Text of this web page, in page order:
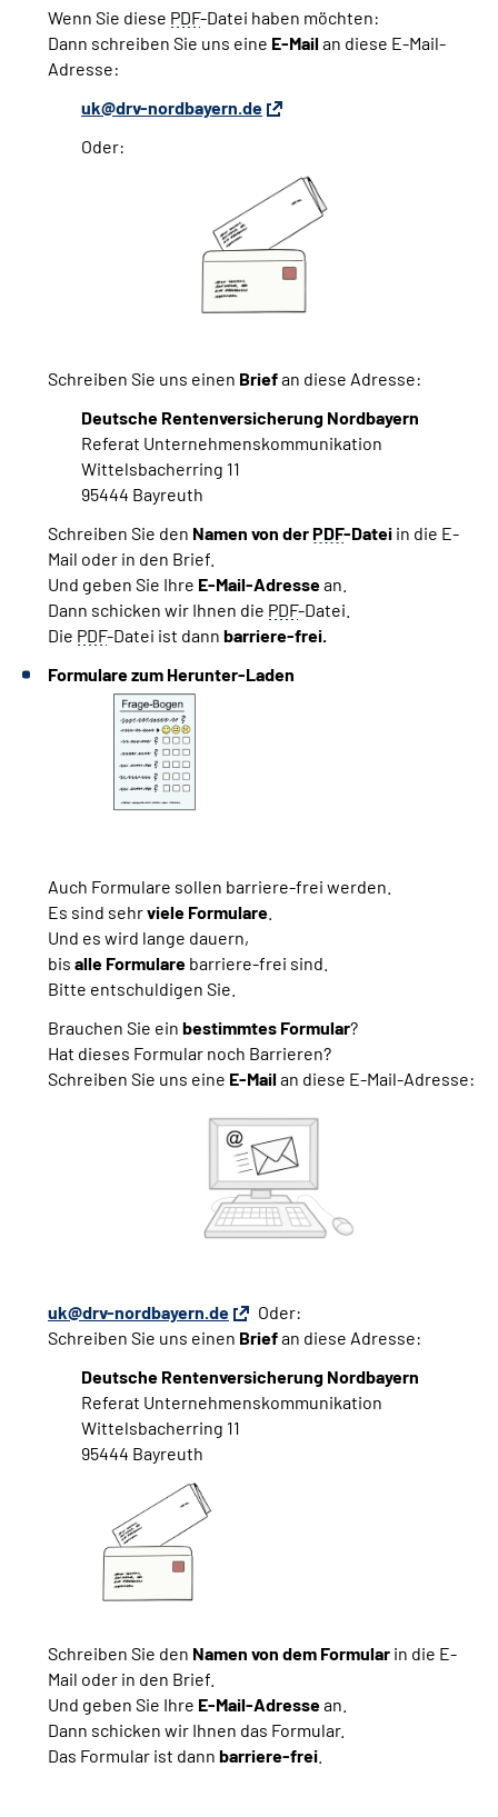
Wenn Sie diese PDF-Datei haben möchten:
Dann schreiben Sie uns eine E-Mailan diese E-Mail-
Adresse:
uk@drv-nordbayern.de
Oder:
Schreiben Sie uns einen Briefan diese Adresse:
Deutsche Rentenversicherung Nordbayern
Referat Unternehmenskommunikation
Wittelsbacherring 11
95444 Bayreuth
Schreiben Sie den Namen von derPDF-Datei in die E-
Mail oder in den Brief.
Und geben Sie Ihre E-Mail-Adressean.
Dann schicken wir Ihnen die PDF-Datei.
Die PDF-Datei ist dann barriere-frei.
Formulare zum Herunter-Laden
Auch Formulare sollen barriere-frei werden.
Es sind sehrviele Formulare
Und es wird lange dauern,
bis alle Formulare barriere-frei sind.
Bitte entschuldigen Sie.
Brauchen Sie ein bestimmtes Formular?
Hat dieses Formular noch Barrieren?
Schreiben Sie uns eine E-Mailan diese E-Mail-Adresse:
uk@drv-nordbayern.de
Oder:
Schreiben Sie uns einen Briefan diese Adresse:
Deutsche Rentenversicherung Nordbayern
Referat Unternehmenskommunikation
Wittelsbacherring 11
95444 Bayreuth
Schreiben Sie den Namen von dem Formular in die E-
Mail oder in den Brief.
Und geben Sie Ihre E-Mail-Adressean.
Dann schicken wir Ihnen das Formular.
Das Formular ist dann barriere-frei